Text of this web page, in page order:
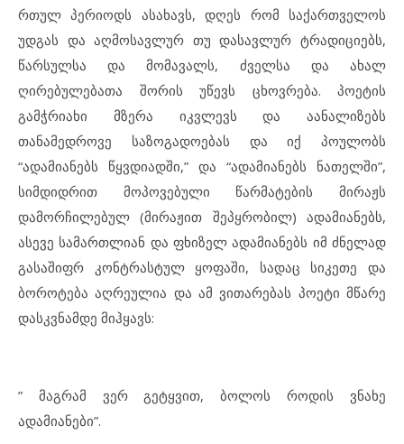
რთულ პერიოდს ასახავს, დღეს რომ საქართველოს
უდგას და აღმოსავლურ თუ დასავლურ ტრადიციებს,
წარსულსა და მომავალს, ძველსა და ახალ
ღირებულებათა შორის უწევს ცხოვრება. პოეტის
გამჭრიახი მზერა იკვლევს და აანალიზებს
თანამედროვე საზოგადოებას და იქ პოულობს
“ადამიანებს წყვდიადში,” და “ადამიანებს ნათელში”,
სიმდიდრით მოპოვებული წარმატების მირაჟს
დამორჩილებულ (მირაჟით შეპყრობილ) ადამიანებს,
ასევე სამართლიან და ფხიზელ ადამიანებს იმ ძნელად
გასაშიფრ კონტრასტულ ყოფაში, სადაც სიკეთე და
ბოროტება აღრეულია და ამ ვითარებას პოეტი მწარე
დასკვნამდე მიჰყავს:
” მაგრამ ვერ გეტყვით, ბოლოს როდის ვნახე
ადამიანები”.